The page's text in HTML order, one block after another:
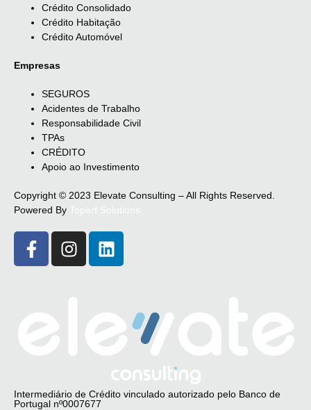
Crédito Consolidado
Crédito Habitação
Crédito Automóvel
Empresas
SEGUROS
Acidentes de Trabalho
Responsabilidade Civil
TPAs
CRÉDITO
Apoio ao Investimento
Copyright © 2023 Elevate Consulting – All Rights Reserved.
Powered By
Intermediário de Crédito vinculado autorizado pelo Banco de
Portugal nº0007677